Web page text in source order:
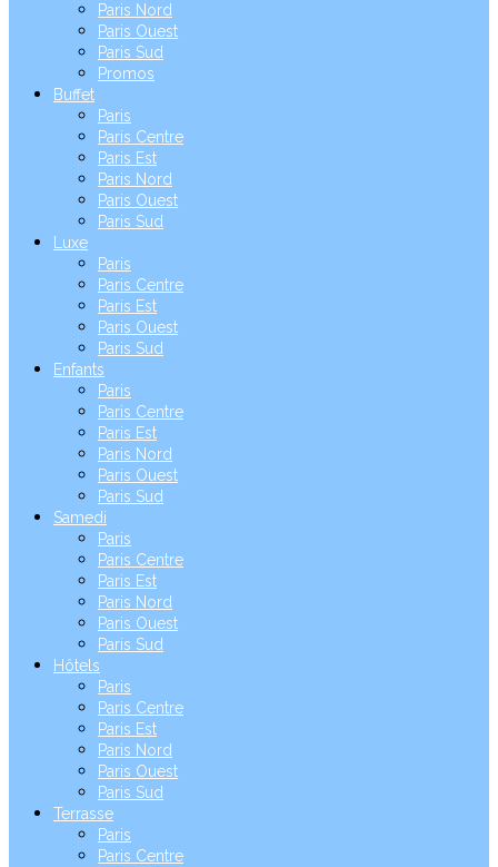
Paris Nord
Paris Ouest
Paris Sud
Promos
Buffet
Paris
Paris Centre
Paris Est
Paris Nord
Paris Ouest
Paris Sud
Luxe
Paris
Paris Centre
Paris Est
Paris Ouest
Paris Sud
Enfants
Paris
Paris Centre
Paris Est
Paris Nord
Paris Ouest
Paris Sud
Samedi
Paris
Paris Centre
Paris Est
Paris Nord
Paris Ouest
Paris Sud
Hôtels
Paris
Paris Centre
Paris Est
Paris Nord
Paris Ouest
Paris Sud
Terrasse
Paris
Paris Centre